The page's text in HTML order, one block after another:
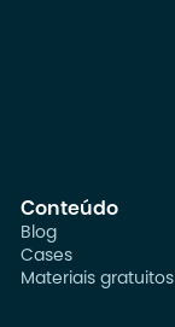
Conteúdo
Blog
Cases
Materiais gratuitos